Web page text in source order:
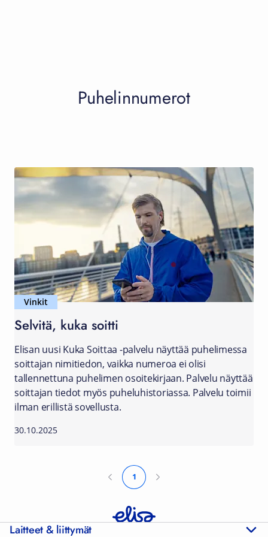
Puhelinnumerot
Vinkit
Selvitä, kuka soitti
Elisan uusi Kuka Soittaa -palvelu näyttää puhelimessa
soittajan nimitiedon, vaikka numeroa ei olisi
tallennettuna puhelimen osoitekirjaan. Palvelu näyttää
soittajan tiedot myös puheluhistoriassa. Palvelu toimii
ilman erillistä sovellusta.
30.10.2025
1
Laitteet & liittymät